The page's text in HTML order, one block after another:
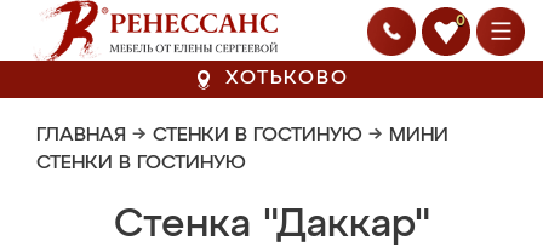
0
ХОТЬКОВО
ГЛАВНАЯ → СТЕНКИ В ГОСТИНУЮ → МИНИ
СТЕНКИ В ГОСТИНУЮ
Стенка "Даккар"